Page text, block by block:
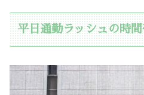
平日通勤ラッシュの時